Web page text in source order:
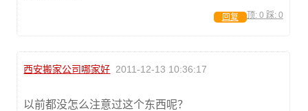
顶: 0 踩: 0
回复
西安搬家公司哪家好 2011-12-13 10:36:17
以前都没怎么注意过这个东西呢？